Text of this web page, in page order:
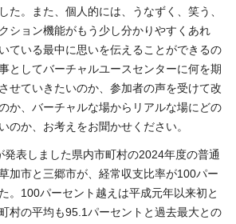
た。また、個人的には、うなずく、笑う、
ション機能がもう少し分かりやすくあれ
ている最中に思いを伝えることができるの
としてバーチャルユースセンターに何を期
せていきたいのか、参加者の声を受けて改
か、バーチャルな場からリアルな場にどの
のか、お考えをお聞かせください。
表しました県内市町村の2024年度の普通
加市と三郷市が、経常収支比率が100パー
。100パーセント越えは平成元年以来初と
村の平均も95.1パーセントと過去最大との